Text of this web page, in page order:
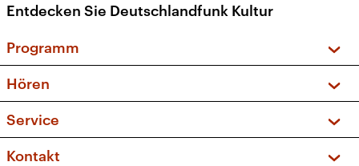
Entdecken Sie Deutschlandfunk Kultur
Programm
Sendungen und Podcasts
Musikliste
Kakadu – Das Kinderprogramm
Hören
Frequenzen (UKW + DAB+)
Service
FAQ
Kontakt